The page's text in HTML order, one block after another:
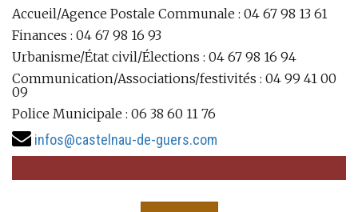
Accueil/Agence Postale Communale : 04 67 98 13 61
Finances : 04 67 98 16 93
Urbanisme/État civil/Élections : 04 67 98 16 94
Communication/Associations/festivités : 04 99 41 00
09
Police Municipale : 06 38 60 11 76
infos@castelnau-de-guers.com